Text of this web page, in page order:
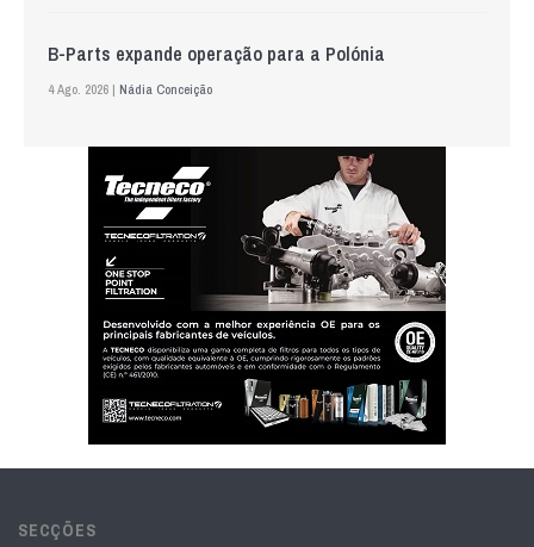
B-Parts expande operação para a Polónia
4 Ago. 2026 | Nádia Conceição
SECÇÕES